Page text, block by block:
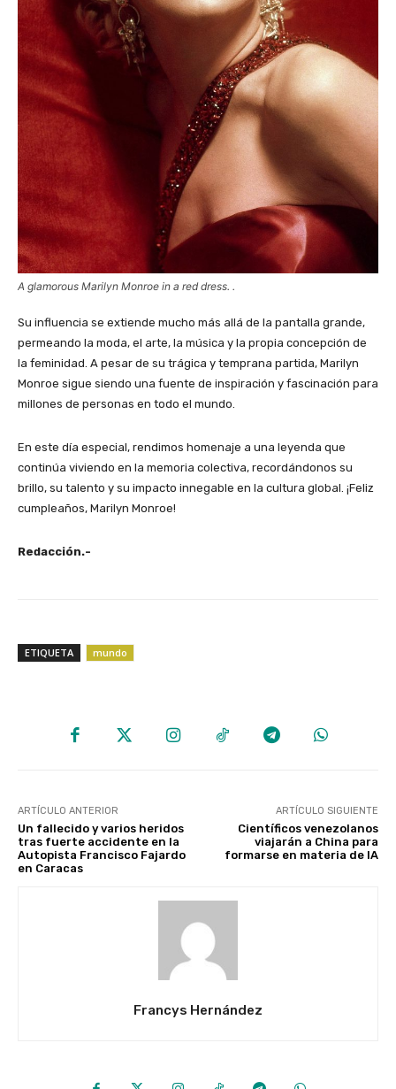
A glamorous Marilyn Monroe in a red dress. .
Su influencia se extiende mucho más allá de la pantalla grande,
permeando la moda, el arte, la música y la propia concepción de
la feminidad. A pesar de su trágica y temprana partida, Marilyn
Monroe sigue siendo una fuente de inspiración y fascinación para
millones de personas en todo el mundo.
En este día especial, rendimos homenaje a una leyenda que
continúa viviendo en la memoria colectiva, recordándonos su
brillo, su talento y su impacto innegable en la cultura global. ¡Feliz
cumpleaños, Marilyn Monroe!
Redacción.-
ETIQUETA mundo
ARTÍCULO ANTERIOR
Un fallecido y varios heridos
tras fuerte accidente en la
Autopista Francisco Fajardo
en Caracas
ARTÍCULO SIGUIENTE
Científicos venezolanos
viajarán a China para
formarse en materia de IA
Francys Hernández